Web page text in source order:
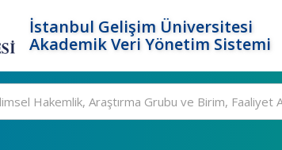
İstanbul Gelişim Üniversitesi
Akademik Veri Yönetim Sistemi